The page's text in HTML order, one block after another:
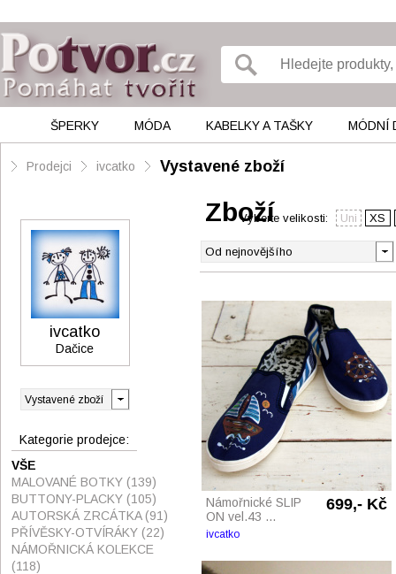
ŠPERKY MÓDA KABELKY A TAŠKY MÓDNÍ
Prodejci ivcatko Vystavené zboží
ZbožíVyberte velikosti: Uni XS
Námořnické SLIP
ON vel.43 ...
699,- Kč
ivcatko
ivcatko
Dačice
Kategorie prodejce:
VŠE
MALOVANÉ BOTKY (139)
BUTTONY-PLACKY (105)
AUTORSKÁ ZRCÁTKA(91)
PŘÍVĚSKY-OTVÍRÁKY (22)
NÁMOŘNICKÁ KOLEKCE
(118)